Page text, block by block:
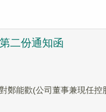
二份通知函
鄭能歡(公司董事兼現任